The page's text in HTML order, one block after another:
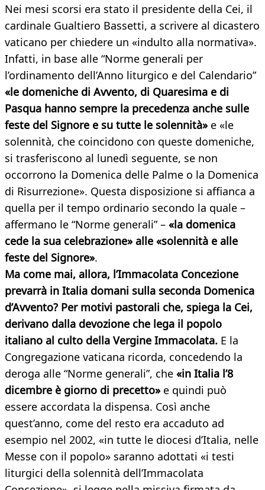
Nei mesi scorsi era stato il presidente della Cei, il
cardinale Gualtiero Bassetti, a scrivere al dicastero
vaticano per chiedere un «indulto alla normativa».
Infatti, in base alle “Norme generali per
l’ordinamento dell’Anno liturgico e del Calendario”
«le domeniche di Avvento, di Quaresima e di
Pasqua hanno sempre la precedenza anche sulle
feste del Signore e su tutte le solennità» e «le
solennità, che coincidono con queste domeniche,
si trasferiscono al lunedì seguente, se non
occorrono la Domenica delle Palme o la Domenica
di Risurrezione». Questa disposizione si affianca a
quella per il tempo ordinario secondo la quale –
affermano le “Norme generali” – «la domenica
cede la sua celebrazione» alle «solennità e alle
feste del Signore».
Ma come mai, allora, l’Immacolata Concezione
prevarrà in Italia domani sulla seconda Domenica
d’Avvento? Per motivi pastorali che, spiega la Cei,
derivano dalla devozione che lega il popolo
italiano al culto della Vergine Immacolata. E la
Congregazione vaticana ricorda, concedendo la
deroga alle “Norme generali”, che «in Italia l’8
dicembre è giorno di precetto» e quindi può
essere accordata la dispensa. Così anche
quest’anno, come del resto era accaduto ad
esempio nel 2002, «in tutte le diocesi d’Italia, nelle
Messe con il popolo» saranno adottati «i testi
liturgici della solennità dell’Immacolata